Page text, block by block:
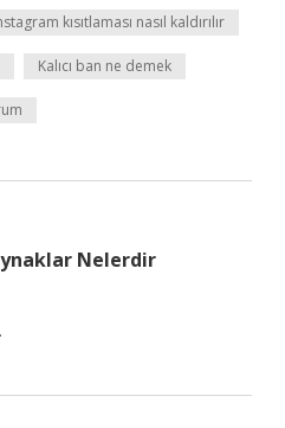
kısıtlaması nasıl kaldırılır
Kalıcı ban ne demek
Nelerdir